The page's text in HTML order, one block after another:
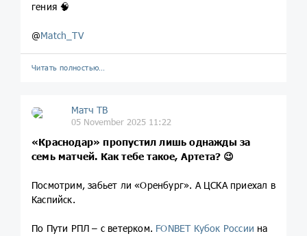
гения 🧠
@Match_TV
Читать полностью…
Матч ТВ
05 November 2025 11:22
«Краснодар» пропустил лишь однажды за
семь матчей. Как тебе такое, Артета? 😉
Посмотрим, забьет ли «Оренбург». А ЦСКА приехал в
Каспийск.
По Пути РПЛ – с ветерком. FONBET Кубок России на